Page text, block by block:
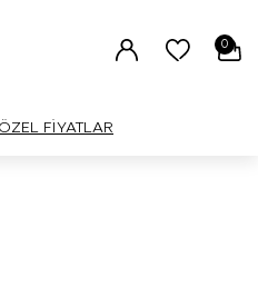
0
ÖZEL FİYATLAR